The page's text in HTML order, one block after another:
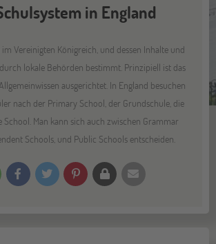
in England
im Vereinigten Königreich, und dessen Inhalte und
lokale Behörden bestimmt. Prinzipiell ist das
ausgerichtet. In England besuchen
nach der Primary School, der Grundschule, die
School. Man kann sich auch zwischen Grammar
Schools, und Public Schools entscheiden.